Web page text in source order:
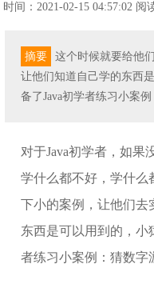
时间：2021-02-15 04:57:02 阅
摘要
这个时候就要给他
让他们知道自己学的东西
备了Java初学者练习小案例
对于Java初学者，如果
学什么都不好，学什么
下小的案例，让他们去
东西是可以用到的，小
者练习小案例：猜数字